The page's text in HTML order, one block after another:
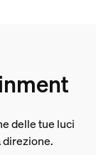
delle tue luci